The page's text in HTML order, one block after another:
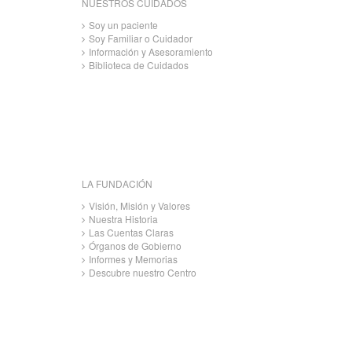
NUESTROS CUIDADOS
Soy un paciente
Soy Familiar o Cuidador
Información y Asesoramiento
Biblioteca de Cuidados
LA FUNDACIÓN
Visión, Misión y Valores
Nuestra Historia
Las Cuentas Claras
Órganos de Gobierno
Informes y Memorias
Descubre nuestro Centro